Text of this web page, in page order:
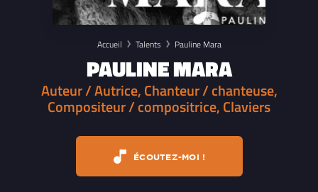
Accueil Talents Pauline Mara
PAULINE MARA
Auteur / Autrice, Chanteur / chanteuse,
Compositeur / compositrice, Claviers
ÉCOUTEZ-MOI !